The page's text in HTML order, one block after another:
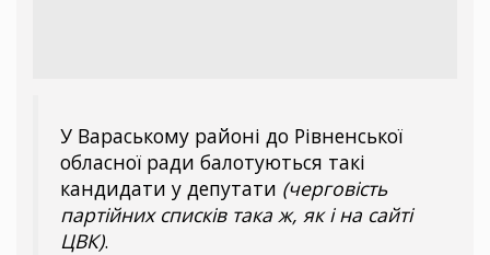
У Вараському районі до Рівненської
обласної ради балотуються такі
кандидати у депутати (черговість
партійних списків така ж, як і на сайті
ЦВК).